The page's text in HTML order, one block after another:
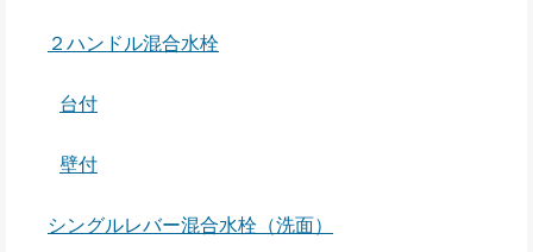
２ハンドル混合水栓
台付
壁付
シングルレバー混合水栓（洗面）